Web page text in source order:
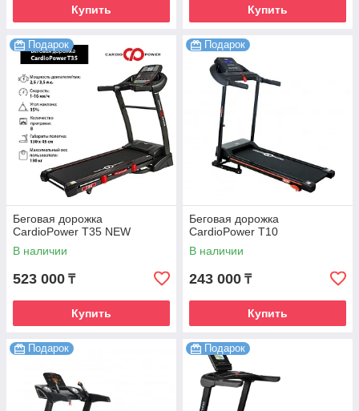
Купить Купить
Подарок
Беговая дорожка
CardioPower T35 NEW
В наличии
523 000 ₸
Купить
Подарок
Беговая дорожка
CardioPower T10
В наличии
243 000 ₸
Купить
Подарок Подарок